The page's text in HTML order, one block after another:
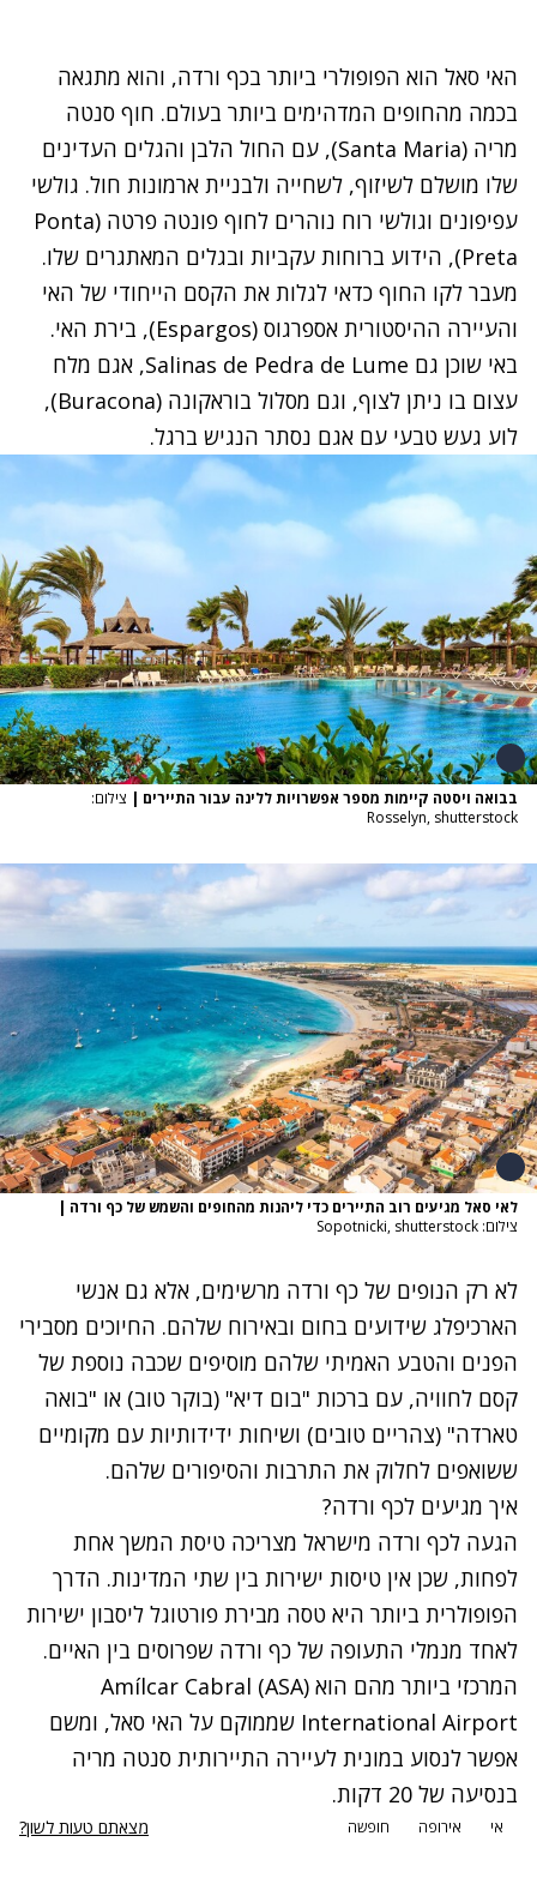
האי סאל הוא הפופולרי ביותר בכף ורדה, והוא מתגאה
בכמה מהחופים המדהימים ביותר בעולם. חוף סנטה
מריה (Santa Maria) , עם החול הלבן והגלים העדינים
שלו מושלם לשיזוף, לשחייה ולבניית ארמונות חול. גולשי
עפיפונים וגולשי רוח נוהרים לחוף פונטה פרטה (Ponta
Preta) , הידוע ברוחות עקביות ובגלים המאתגרים שלו.
מעבר לקו החוף כדאי לגלות את הקסם הייחודי של האי
והעיירה ההיסטורית אספרגוס (Espargos) , בירת האי.
באי שוכן גם Salinas de Pedra de Lume, אגם מלח
עצום בו ניתן לצוף, וגם מסלול בוראקונה (Buracona)
,
לוע געש טבעי עם אגם נסתר הנגיש ברגל.
בבואה ויסטה קיימות מספר אפשרויות ללינה עבור התיירים | צילום:
Rosselyn, shutterstock
לאי סאל מגיעים רוב התיירים כדי ליהנות מהחופים והשמש של כף ורדה |
צילום: Sopotnicki, shutterstock
לא רק הנופים של כף ורדה מרשימים, אלא גם אנשי
הארכיפלג שידועים בחום ובאירוח שלהם. החיוכים מסבירי
הפנים והטבע האמיתי שלהם מוסיפים שכבה נוספת של
קסם לחוויה, עם ברכות "בום דיא" (בוקר טוב) או "בואה
טארדה" (צהריים טובים) ושיחות ידידותיות עם מקומיים
ששואפים לחלוק את התרבות והסיפורים שלהם.
איך מגיעים לכף ורדה?
הגעה לכף ורדה מישראל מצריכה טיסת המשך אחת
לפחות, שכן אין טיסות ישירות בין שתי המדינות. הדרך
הפופולרית ביותר היא טסה מבירת פורטוגל ליסבון ישירות
לאחד מנמלי התעופה של כף ורדה שפרוסים בין האיים.
המרכזי ביותר מהם הוא (ASA)
Amílcar Cabral
International Airport שממוקם על האי סאל, ומשם
אפשר לנסוע במונית לעיירה התיירותית סנטה מריה
בנסיעה של 20 דקות.
אי אירופה חופשה מצאתם טעות לשון?